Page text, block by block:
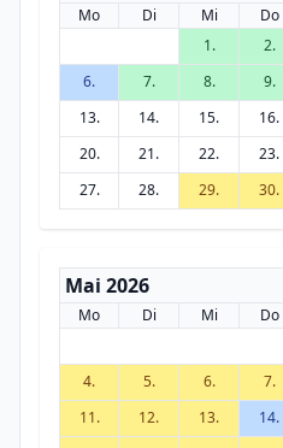
Mo Di Mi Do
1.
2.
6.
7. 8. 9.
13.
14. 15. 16.
20.
21. 22. 23.
27.
28. 29. 30.
Mai 2026
Mo Di Mi Do
4.
5. 6. 7.
11.
12. 13. 14.